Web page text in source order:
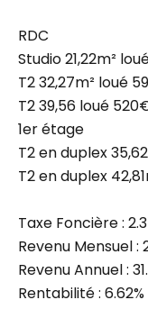
RDC
Studio 21,22m²
T2 32,27m² loué
T2 39,56 loué
1er étage
T2 en duplex
T2 en duplex
Taxe Foncière :
Revenu Mensuel :
Revenu Annuel :
Rentabilité : 6.62%